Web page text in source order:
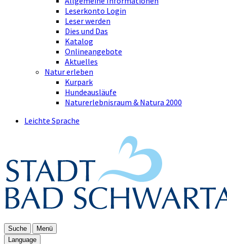
Leserkonto Login
Leser werden
Dies und Das
Katalog
Onlineangebote
Aktuelles
Natur erleben
Kurpark
Hundeausläufe
Naturerlebnisraum & Natura 2000
Leichte Sprache
Suche
Menü
Language